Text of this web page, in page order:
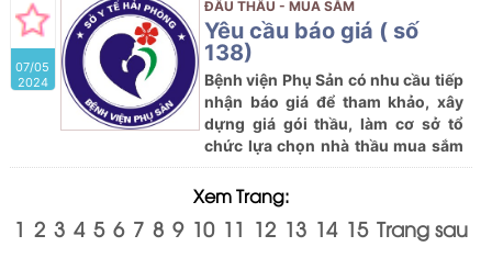
năm 2024 với nội dung cụ thể như
sau:
07/05
2024
ĐẤU THẦU - MUA SẮM
Yêu cầu báo giá ( số
138)
Bệnh viện Phụ Sản có nhu cầu tiếp
nhận báo giá để tham khảo, xây
dựng giá gói thầu, làm cơ sở tổ
chức lựa chọn nhà thầu mua sắm
gói thầu dự kiến; Mua sắm vật tư
hóa chất của Bệnh viện Phụ Sản
năm 2024 với nội dung cụ thể như
sau:
Xem Trang:
1 2 3 4 5 6 7 8 9 10 11 12 13 14 15 Trang sau